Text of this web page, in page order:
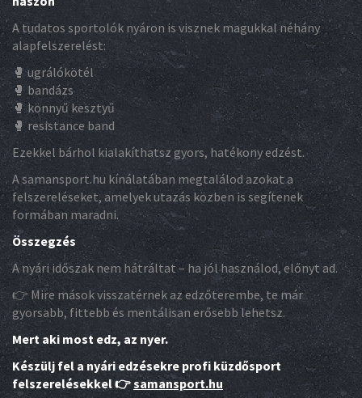
A tudatos sportolók nyáron is visznek magukkal néhány
alapfelszerelést:
🥊 ugrálókötél
🥊 bandázs
🥊 könnyű kesztyű
🥊 resistance band
Ezekkel bárhol kialakíthatsz gyors, hatékony edzést.
A samansport.hu kínálatában megtalálod azokat a
felszereléseket, amelyek utazás közben is segítenek
formában maradni.
Összegzés
A nyári időszak nem hátráltat – ha jól használod, előnyt ad.
👉 Mire mások visszatérnek az edzőterembe, te már
gyorsabb, fittebb és mentálisan erősebb lehetsz.
Mert aki most edz, az nyer.
Készülj fel a nyári edzésekre profi küzdősport
felszerelésekkel 👉samansport.hu